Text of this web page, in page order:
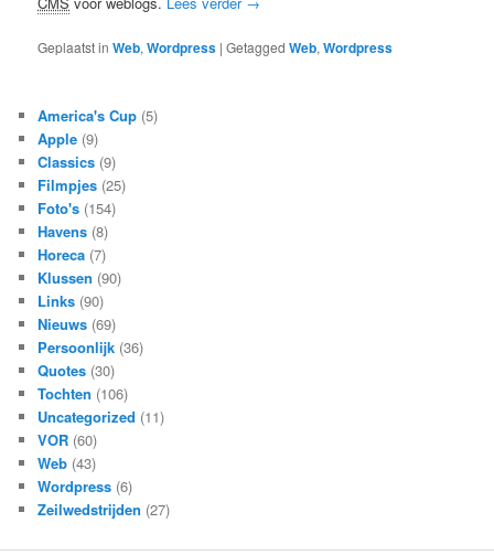
Geplaatst in Web,Wordpress |Getagged Web,Wordpress
America's Cup (5)
Apple (9)
Classics (9)
Filmpjes (25)
Foto's (154)
Havens (8)
Horeca (7)
Klussen (90)
Links (90)
Nieuws (69)
Persoonlijk (36)
Quotes (30)
Tochten (106)
Uncategorized (11)
VOR (60)
Web (43)
Wordpress (6)
Zeilwedstrijden (27)